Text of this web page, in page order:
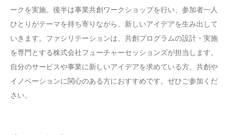
ークを実施。後半は事業共創ワークショップを行い、参加者一人
ひとりがテーマを持ち寄りながら、新しいアイデアを生み出して
いきます。ファシリテーションは、共創プログラムの設計・実施
を専門とする株式会社フューチャーセッションズが担当します。
自分のサービスや事業に新しいアイデアを求めている方、共創や
イノベーションに関心のある方におすすめです。ぜひご参加くだ
さい。